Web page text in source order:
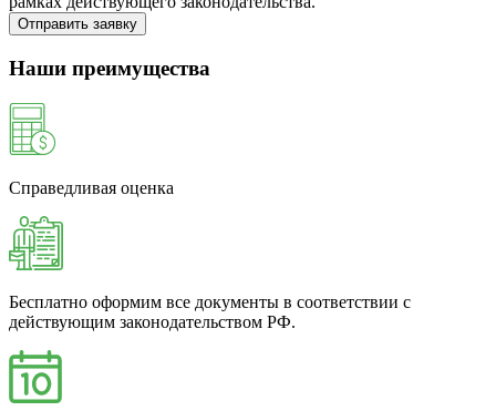
Отправить заявку
Наши преимущества
Справедливая оценка
Бесплатно оформим все документы в соответствии с
действующим законодательством РФ.